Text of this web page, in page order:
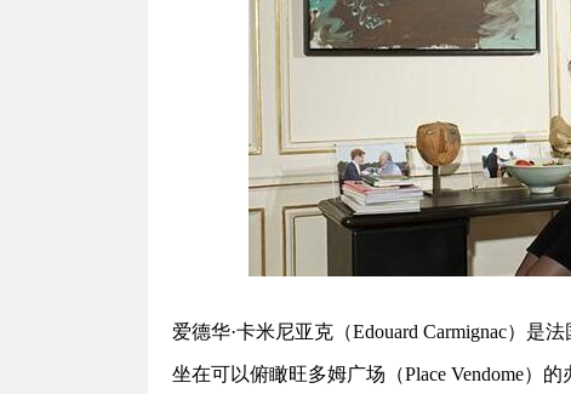
爱德华·卡米尼亚克（Edouard Carmignac）是
坐在可以俯瞰旺多姆广场（Place Vendome）